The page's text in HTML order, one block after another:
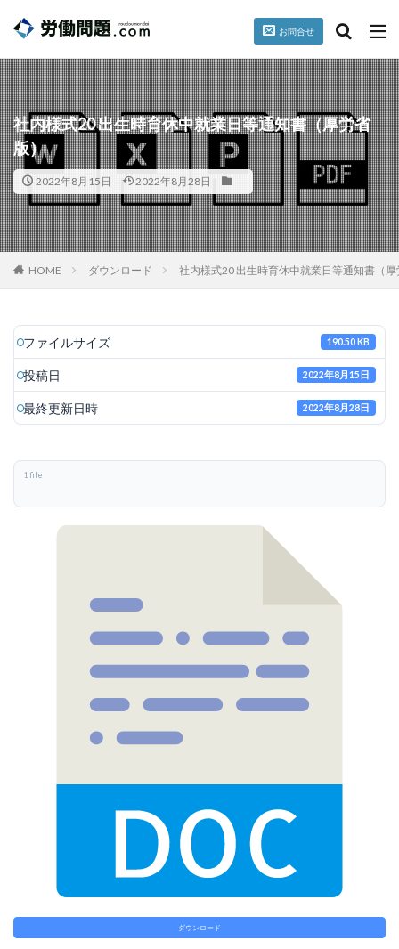
お問合せ
社内様式20 出生時育休中就業日等通知書（厚労省
版）
2022年8月15日 2022年8月28日
HOME ダウンロード 社内様式20 出生時育休中就業日等通知書（
ファイルサイズ 190.50 KB
投稿日 2022年8月15日
最終更新日時 2022年8月28日
1 file
ダウンロード
台風 就業規則 パワハラ セクハラ 誓約書
カテゴリー
タグ
懲戒 掲載情報 暴行、脅迫
検索